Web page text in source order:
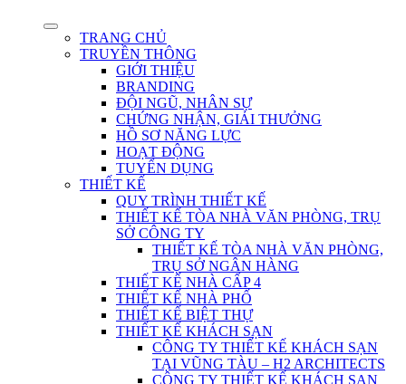
TRANG CHỦ
TRUYỀN THÔNG
GIỚI THIỆU
BRANDING
ĐỘI NGŨ, NHÂN SỰ
CHỨNG NHẬN, GIẢI THƯỞNG
HỒ SƠ NĂNG LỰC
HOẠT ĐỘNG
TUYỂN DỤNG
THIẾT KẾ
QUY TRÌNH THIẾT KẾ
THIẾT KẾ TÒA NHÀ VĂN PHÒNG, TRỤ
SỞ CÔNG TY
THIẾT KẾ TÒA NHÀ VĂN PHÒNG,
TRỤ SỞ NGÂN HÀNG
THIẾT KẾ NHÀ CẤP 4
THIẾT KẾ NHÀ PHỐ
THIẾT KẾ BIỆT THỰ
THIẾT KẾ KHÁCH SẠN
CÔNG TY THIẾT KẾ KHÁCH SẠN
TẠI VŨNG TÀU – H2 ARCHITECTS
CÔNG TY THIẾT KẾ KHÁCH SẠN